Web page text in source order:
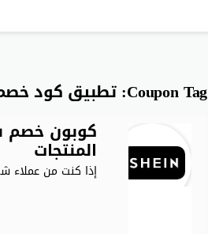
Coupon Tag: تطبيق كود
المنتجات
إذا كنت من عملاء